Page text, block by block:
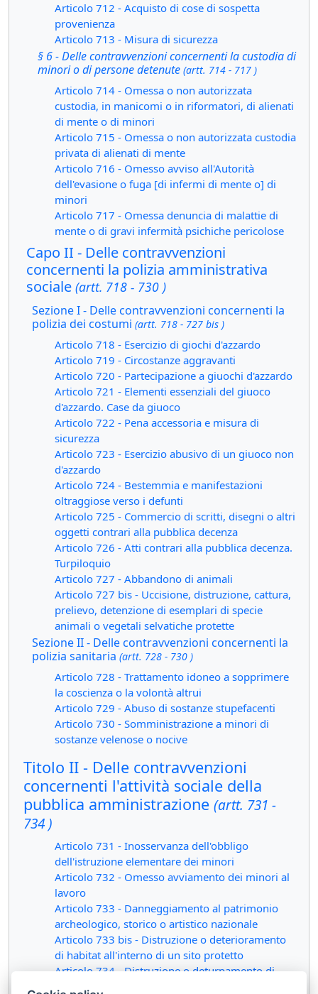
Articolo 712 - Acquisto di cose di sospetta
provenienza
Articolo 713 - Misura di sicurezza
§ 6 - Delle contravvenzioni concernenti la custodia di
minori o di persone detenute (artt. 714 - 717 )
Articolo 714 - Omessa o non autorizzata
custodia, in manicomi o in riformatori, di alienati
di mente o di minori
Articolo 715 - Omessa o non autorizzata custodia
privata di alienati di mente
Articolo 716 - Omesso avviso all'Autorità
dell'evasione o fuga [di infermi di mente o] di
minori
Articolo 717 - Omessa denuncia di malattie di
mente o di gravi infermità psichiche pericolose
Capo II - Delle contravvenzioni
concernenti la polizia amministrativa
sociale (artt. 718 - 730 )
Sezione I - Delle contravvenzioni concernenti la
polizia dei costumi (artt. 718 - 727 bis )
Articolo 718 - Esercizio di giochi d'azzardo
Articolo 719 - Circostanze aggravanti
Articolo 720 - Partecipazione a giuochi d'azzardo
Articolo 721 - Elementi essenziali del giuoco
d'azzardo. Case da giuoco
Articolo 722 - Pena accessoria e misura di
sicurezza
Articolo 723 - Esercizio abusivo di un giuoco non
d'azzardo
Articolo 724 - Bestemmia e manifestazioni
oltraggiose verso i defunti
Articolo 725 - Commercio di scritti, disegni o altri
oggetti contrari alla pubblica decenza
Articolo 726 - Atti contrari alla pubblica decenza.
Turpiloquio
Articolo 727 - Abbandono di animali
Articolo 727 bis - Uccisione, distruzione, cattura,
prelievo, detenzione di esemplari di specie
animali o vegetali selvatiche protette
Sezione II - Delle contravvenzioni concernenti la
polizia sanitaria (artt. 728 - 730 )
Articolo 728 - Trattamento idoneo a sopprimere
la coscienza o la volontà altrui
Articolo 729 - Abuso di sostanze stupefacenti
Articolo 730 - Somministrazione a minori di
sostanze velenose o nocive
Titolo II - Delle contravvenzioni
concernenti l'attività sociale della
pubblica amministrazione (artt. 731 -
734 )
Articolo 731 - Inosservanza dell'obbligo
dell'istruzione elementare dei minori
Articolo 732 - Omesso avviamento dei minori al
lavoro
Articolo 733 - Danneggiamento al patrimonio
archeologico, storico o artistico nazionale
Articolo 733 bis - Distruzione o deterioramento
di habitat all'interno di un sito protetto
Articolo 734 - Distruzione o deturpamento di
bellezze naturali